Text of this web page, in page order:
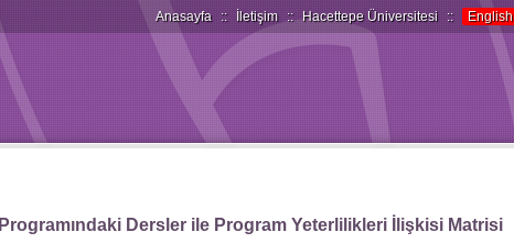
Anasayfa :: İletişim :: Hacettepe Üniversitesi :: English
Programındaki Dersler ile Program Yeterlilikleri İlişkisi Matrisi